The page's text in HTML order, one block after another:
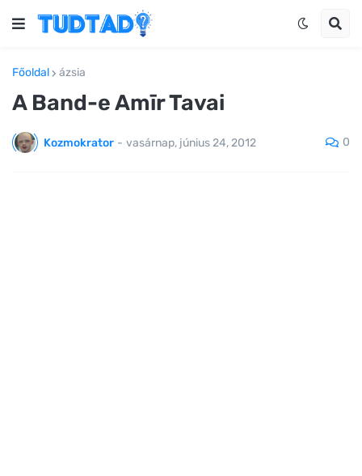
Főoldal ázsia
A Band-e Amīr Tavai
Kozmokrator - vasárnap, június 24, 2012 0